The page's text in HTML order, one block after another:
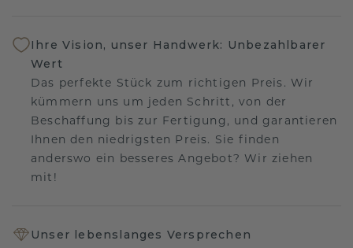
Ihre Vision, unser Handwerk: Unbezahlbarer
Wert
Das perfekte Stück zum richtigen Preis. Wir
kümmern uns um jeden Schritt, von der
Beschaffung bis zur Fertigung, und garantieren
Ihnen den niedrigsten Preis. Sie finden
anderswo ein besseres Angebot? Wir ziehen
mit!
Unser lebenslanges Versprechen